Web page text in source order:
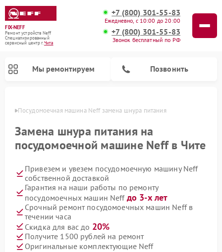
FIX-NEFF
Ремонт устройств Neff
Специализированный
cервисный центр г.Чита
+7 (800) 301-55-83
Ежедневно, с 10:00 до 20:00
+7 (800) 301-55-83
Звонок бесплатный по РФ
Мы ремонтируем Позвонить
Посудомоечная машина Neff замена шнура питания
Замена шнура питания на
посудомоечной машине Neff в Чите
Привезем и увезем посудомоечную машину Neff
собственной доставкой
Гарантия на наши работы по ремонту
посудомоечных машин Neff до 3-х лет
Срочный ремонт посудомоечных машин Neff в
течении часа
Скидка для вас до 20%
Получите 1500 рублей на ремонт
Оригинальные комплектующие Neff